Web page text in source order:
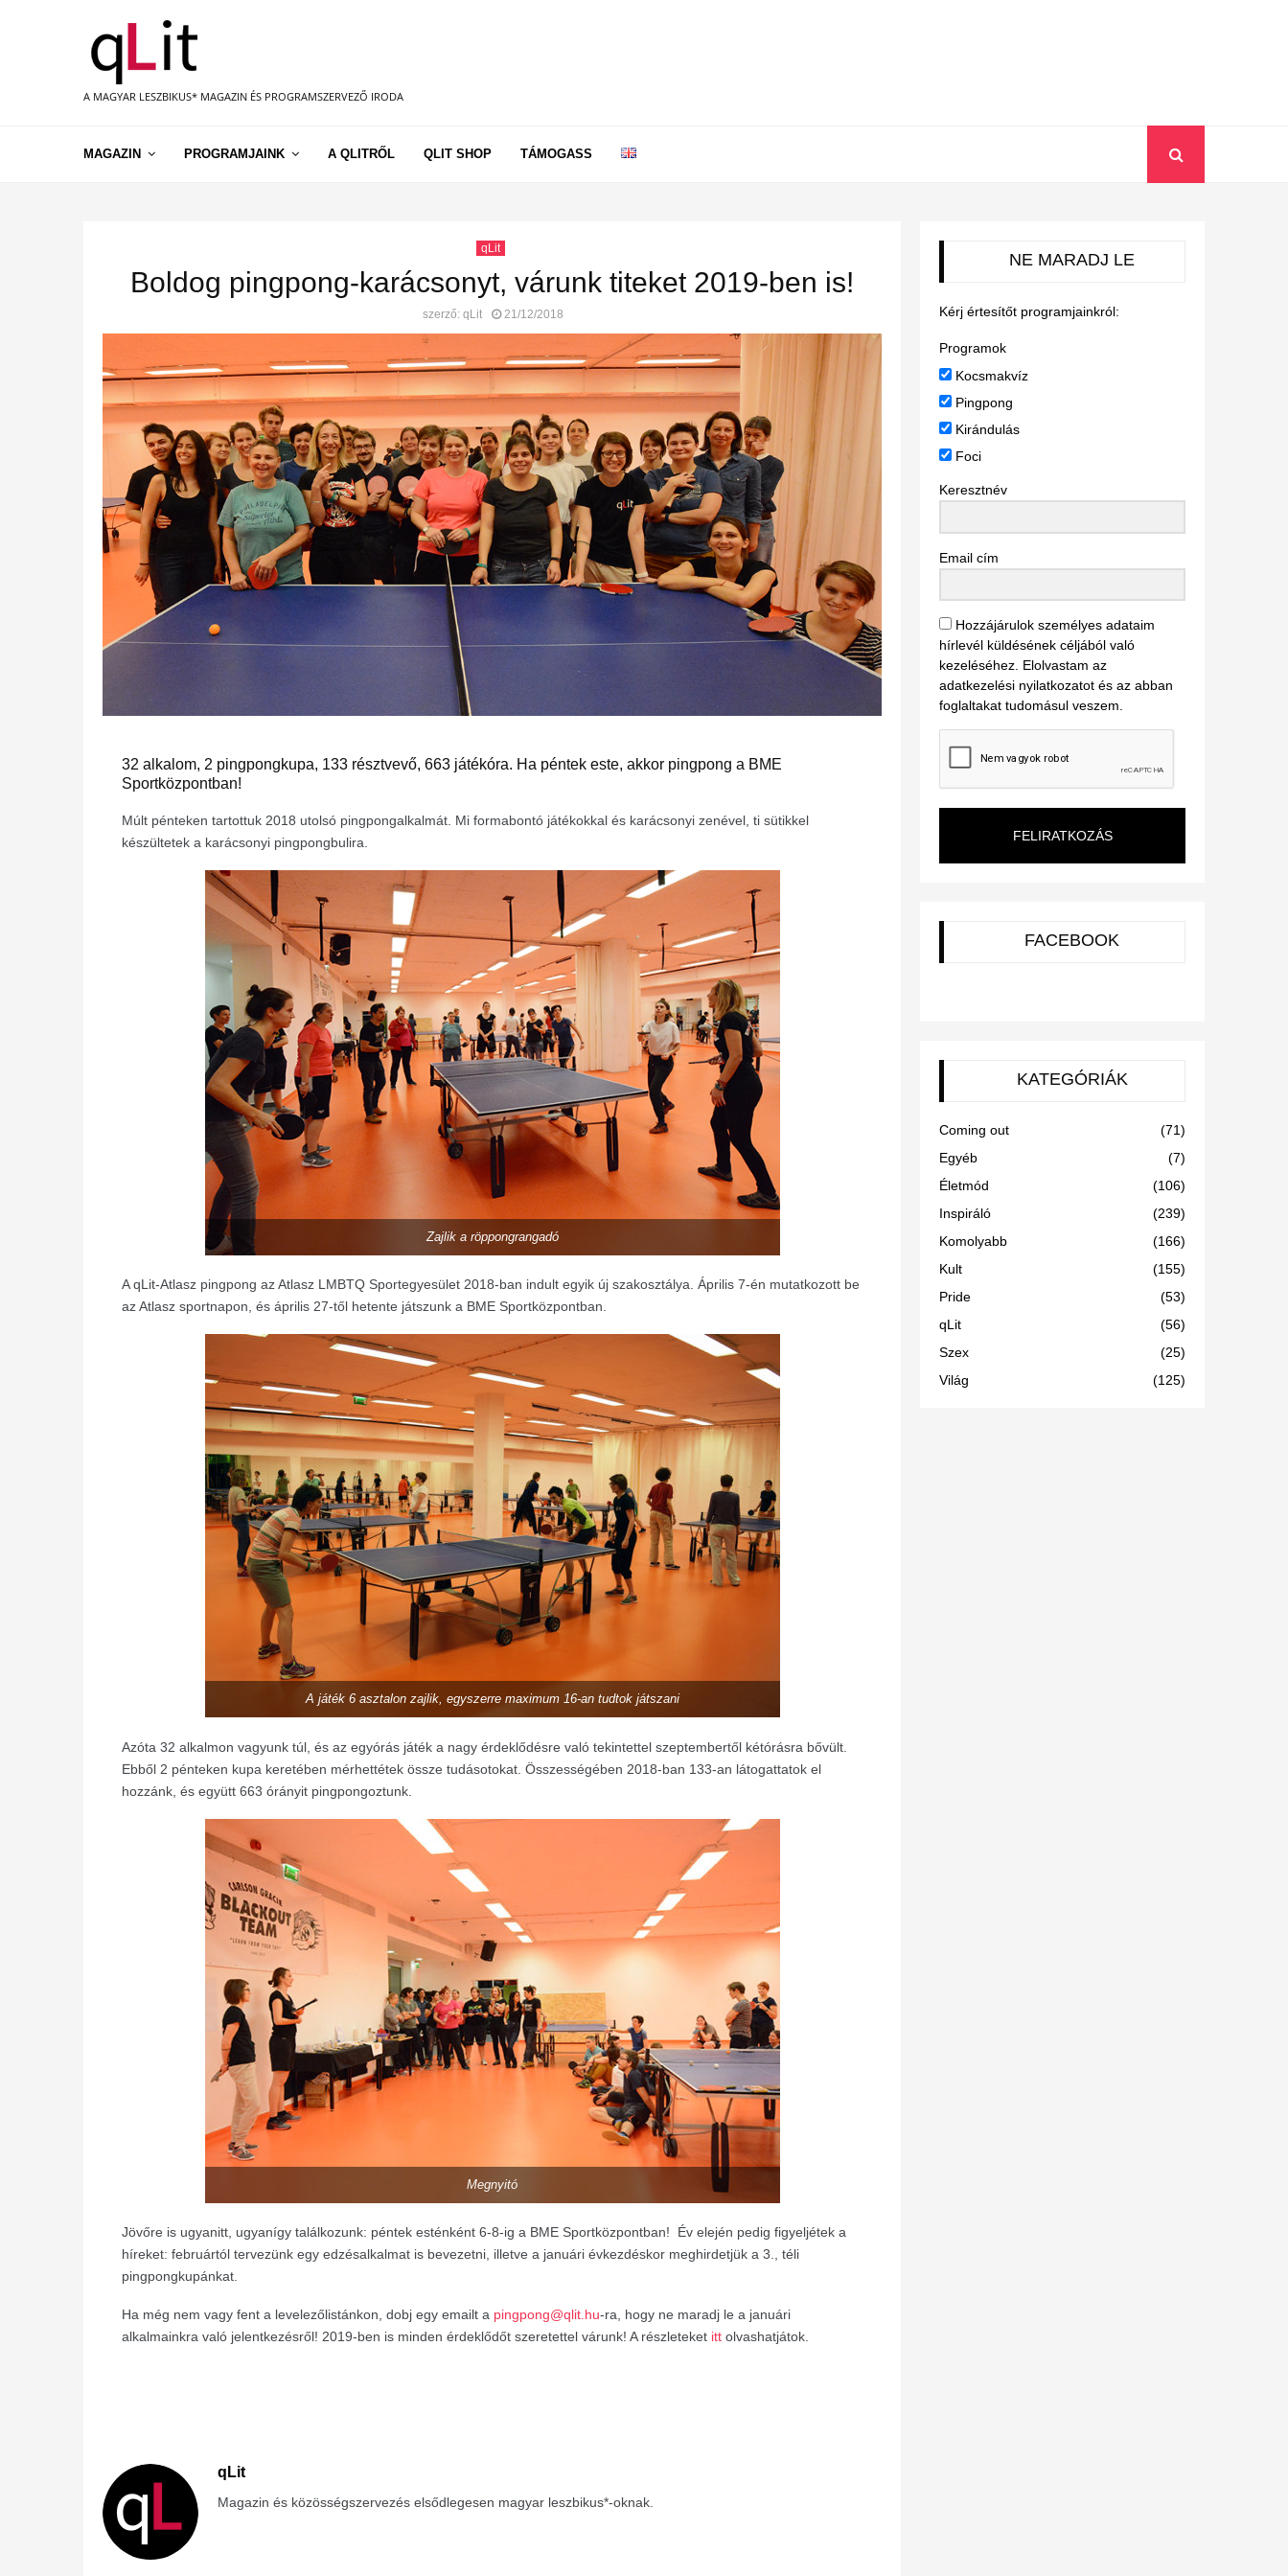
A MAGYAR LESZBIKUS* MAGAZIN ÉS PROGRAMSZERVEZŐ IRODA
MAGAZIN PROGRAMJAINK A QLITRŐL QLIT SHOP TÁMOGASS
qLit
Boldog pingpong-karácsonyt, várunk titeket 2019-ben is!
szerző: qLit 21/12/2018
32 alkalom, 2 pingpongkupa, 133 résztvevő, 663 játékóra. Ha péntek este, akkor pingpong a BME
Sportközpontban!
Múlt pénteken tartottuk 2018 utolsó pingpongalkalmát. Mi formabontó játékokkal és karácsonyi zenével, ti sütikkel
készültetek a karácsonyi pingpongbulira.
Zajlik a röppongrangadó
A qLit-Atlasz pingpong az Atlasz LMBTQ Sportegyesület 2018-ban indult egyik új szakosztálya. Április 7-én mutatkozott be
az Atlasz sportnapon, és április 27-től hetente játszunk a BME Sportközpontban.
A játék 6 asztalon zajlik, egyszerre maximum 16-an tudtok játszani
Azóta 32 alkalmon vagyunk túl, és az egyórás játék a nagy érdeklődésre való tekintettel szeptembertől kétórásra bővült.
Ebből 2 pénteken kupa keretében mérhettétek össze tudásotokat. Összességében 2018-ban 133-an látogattatok el
hozzánk, és együtt 663 órányit pingpongoztunk.
Megnyitó
Jövőre is ugyanitt, ugyanígy találkozunk: péntek esténként 6-8-ig a BME Sportközpontban! Év elején pedig figyeljétek a
híreket: februártól tervezünk egy edzésalkalmat is bevezetni, illetve a januári évkezdéskor meghirdetjük a 3., téli
pingpongkupánkat.
Ha még nem vagy fent a levelezőlistánkon, dobj egy emailt a pingpong@qlit.hu-ra, hogy ne maradj le a januári
alkalmainkra való jelentkezésről! 2019-ben is minden érdeklődőt szeretettel várunk! A részleteket itt olvashatjátok.
qLit
Magazin és közösségszervezés elsődlegesen magyar leszbikus*-oknak.
NE MARADJ LE
Kérj értesítőt programjainkról:
Programok
Kocsmakvíz
Pingpong
Kirándulás
Foci
Keresztnév
Email cím
Hozzájárulok személyes adataim
hírlevél küldésének céljából való
kezeléséhez. Elolvastam az
adatkezelési nyilatkozatot és az abban
foglaltakat tudomásul veszem.
FELIRATKOZÁS
FACEBOOK
KATEGÓRIÁK
Coming out
(71)
Egyéb
(7)
Életmód
(106)
Inspiráló
(239)
Komolyabb
(166)
Kult
(155)
Pride
(53)
qLit
(56)
Szex
(25)
Világ
(125)